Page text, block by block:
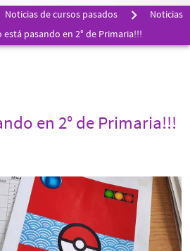
Noticias de cursos pasados
Noticias
está pasando en 2° de Primaria!!!
en 2° de Primaria!!!